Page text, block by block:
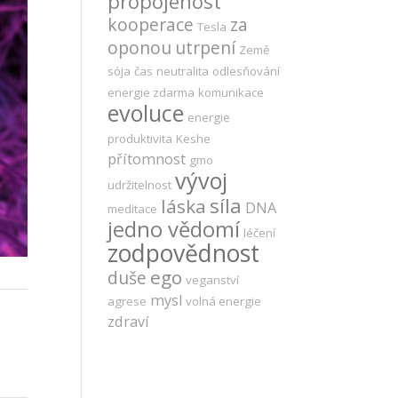
kooperace Tesla za
oponou utrpení Země
sója čas neutralita odlesňování
energie zdarma komunikace
evoluce energie
produktivita Keshe
přítomnost gmo
udržitelnost vývoj
meditace láska síla DNA
jedno vědomí léčení
zodpovědnost
duše ego veganství
agrese mysl volná energie
zdraví